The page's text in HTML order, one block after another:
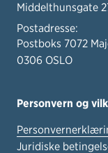
Middelthunsgate
Postadresse:
Postboks 7072
0306 OSLO
Personvern og
Juridiske